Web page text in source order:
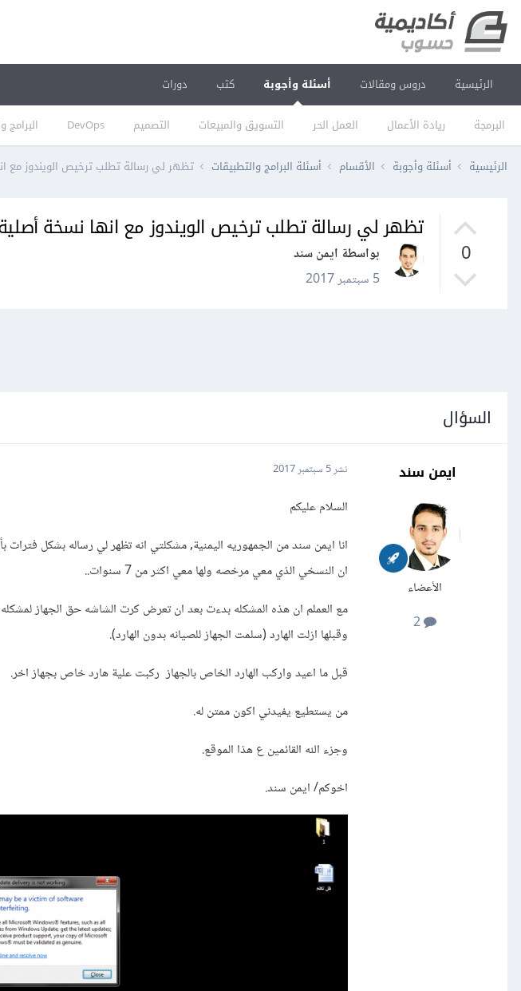
الرئيسية دروس ومقالات أسئلة وأجوبة
البرمجة ريادة الأعمال العمل الحر التسويق والمبيعات التصميم DevOps البرامج
كتب دورات
الرئيسية أسئلة وأجوبة الأقسام أسئلة البرامج والتطبيقات تظهر لي رسالة تطلب ترخيص الويندوز مع
0
تظهر لي رسالة تطلب ترخيص الويندوز مع انها نسخة
بواسطة ايمن سند
5 سبتمبر 2017
السؤال
ايمن سند
الأعضاء
2
نشر5 سبتمبر 2017
السلام عليكم
انا ايمن سند من الجمهوريه اليمنية, مشكلتي انه تظهر لي رساله بشكل
ان النسخي الذي معي مرخصه ولها معي اكثر من 7 سنوات..
مع العملم ان هذه المشكله بدءت بعد ان تعرض كرت الشاشه حق الجهاز
وقبلها ازلت الهارد (سلمت الجهاز للصيانه بدون الهارد).
قبل ما اعيد واركب الهارد الخاص بالجهاز ركبت علية هارد خاص بجهاز اخر.
من يستطيع يفيدني اكون ممتن له.
وجزء الله القائمين ع هذا الموقع.
اخوكم/ ايمن سند.